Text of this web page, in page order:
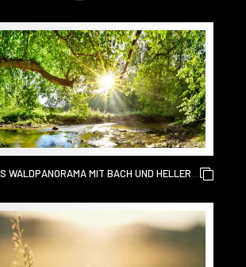
WALDPANORAMA MIT BACH UND HELLER